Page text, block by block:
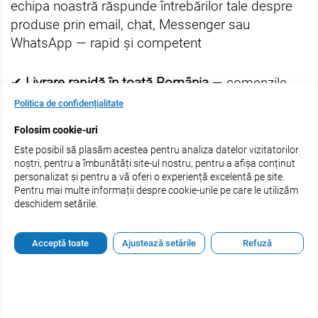
echipa noastră răspunde întrebărilor tale despre
produse prin email, chat, Messenger sau
WhatsApp — rapid și competent
✔ Livrare rapidă în toată România — comenzile
tale ajung în 1–3 zile, indiferent că ești în
din țară
Vrei să devii partener estel.ro? Contactează-ne
acum și află condițiile speciale pentru salonul tău
De Ce Aleg Profesioniștii și Clienții estel.ro
Politica de confidențialitate
Folosim cookie-uri
Este posibil să plasăm acestea pentru analiza datelor vizitatorilor
noștri, pentru a îmbunătăți site-ul nostru, pentru a afișa conținut
personalizat și pentru a vă oferi o experiență excelentă pe site.
Pentru mai multe informații despre cookie-urile pe care le utilizăm
deschidem setările.
Acceptă toate Ajustează setările Refuză